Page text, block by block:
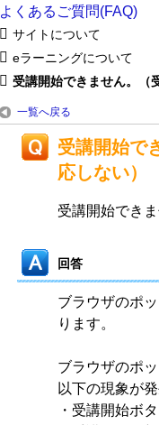
よくあるご質問(FAQ)
サイトについて
eラーニングについて
受講開始できません。（
一覧へ戻る
受講開始で
応しない）
受講開始でき
回答
ブラウザのポ
ります。
ブラウザのポ
以下の現象が
・受講開始ボ